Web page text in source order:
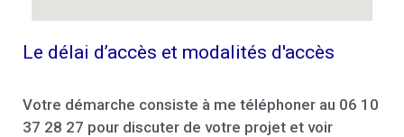
Le délai d’accès et modalités d'accès
Votre démarche consiste à me téléphoner au 06 10
37 28 27 pour discuter de votre projet et voir